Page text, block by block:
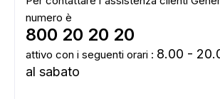
numero è
800 20 20 20
attivo con i seguenti orari : 8.00 -
al sabato